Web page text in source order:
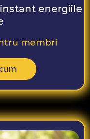
energiile
membri